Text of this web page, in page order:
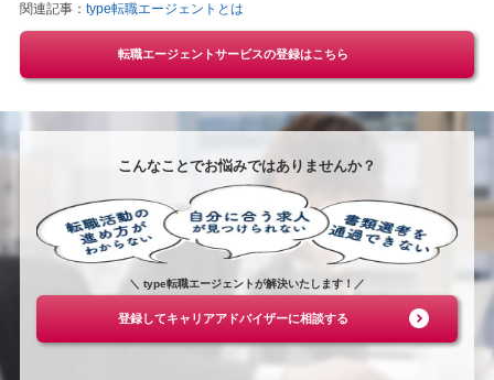
関連記事： type転職エージェントとは
転職エージェントサービスの登録はこちら
こんなことでお悩みではありませんか？
＼ type転職エージェントが解決いたします！／
登録してキャリアアドバイザーに相談する